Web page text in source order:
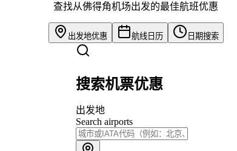
查找从佛得角机场出发的最佳航班优惠
出发地优惠 航线日历 日期搜索
搜索机票优惠
出发地
Search airports